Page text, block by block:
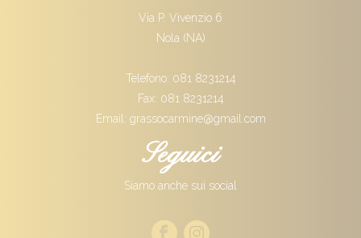
Via P. Vivenzio 6
Nola (NA)
Telefono: 081 8231214
Fax: 081 8231214
Email: grassocarmine@gmail.com
Seguici
Siamo anche sui social